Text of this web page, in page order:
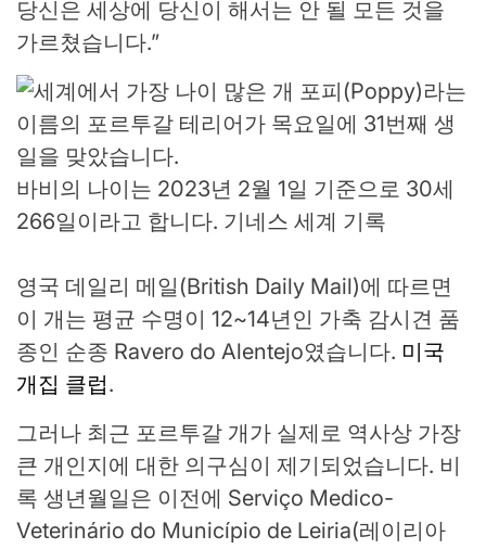
당신은 세상에 당신이 해서는 안 될 모든 것을
가르쳤습니다.”
바비의 나이는 2023년 2월 1일 기준으로 30세
266일이라고 합니다. 기네스 세계 기록
영국 데일리 메일(British Daily Mail)에 따르면
이 개는 평균 수명이 12~14년인 가축 감시견 품
종인 순종 Ravero do Alentejo였습니다. 미국
개집 클럽.
그러나 최근 포르투갈 개가 실제로 역사상 가장
큰 개인지에 대한 의구심이 제기되었습니다. 비
록 생년월일은 이전에 Serviço Medico-
Veterinário do Município de Leiria(레이리아